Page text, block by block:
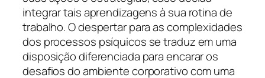
integrar tais aprendizagens à sua rotina de
trabalho. O despertar para as complexidades
dos processos psíquicos se traduz em uma
disposição diferenciada para encarar os
desafios do ambiente corporativo com uma